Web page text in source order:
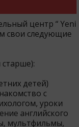
центр “ Yeni
свои следующие
старше):
детей)
с
уроки
английского
мультфильмы,